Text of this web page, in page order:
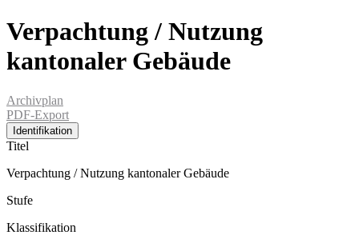
Verpachtung / Nutzung
kantonaler Gebäude
Archivplan
PDF-Export
Identifikation
Titel
Verpachtung / Nutzung kantonaler Gebäude
Stufe
Klassifikation